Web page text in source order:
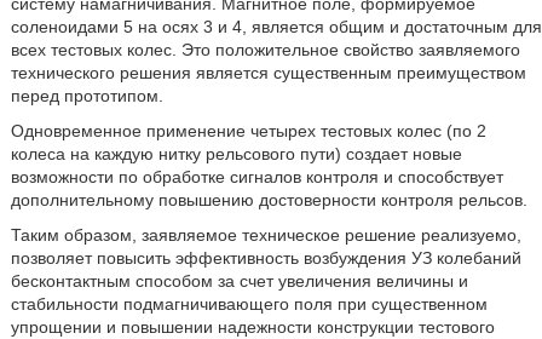
соленоидами 5 на осях 3 и 4, является общим и достаточным для
всех тестовых колес. Это положительное свойство заявляемого
технического решения является существенным преимуществом
перед прототипом.
Одновременное применение четырех тестовых колес (по 2
колеса на каждую нитку рельсового пути) создает новые
возможности по обработке сигналов контроля и способствует
дополнительному повышению достоверности контроля рельсов.
Таким образом, заявляемое техническое решение реализуемо,
позволяет повысить эффективность возбуждения УЗ колебаний
бесконтактным способом за счет увеличения величины и
стабильности подмагничивающего поля при существенном
упрощении и повышении надежности конструкции тестового